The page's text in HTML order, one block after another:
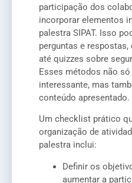
participação dos
incorporar elementos
palestra SIPAT. Isso
perguntas e
até quizzes sobre
Esses métodos não
interessante, mas
conteúdo apresentado.
Um checklist prático
organização de
palestra inclui:
Definir os
aumentar a